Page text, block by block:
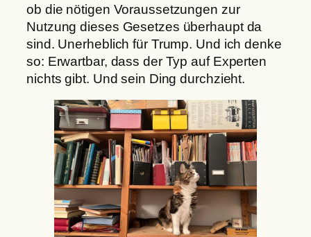
ob die nötigen Voraussetzungen zur
Nutzung dieses Gesetzes überhaupt da
sind. Unerheblich für Trump. Und ich denke
so: Erwartbar, dass der Typ auf Experten
nichts gibt. Und sein Ding durchzieht.